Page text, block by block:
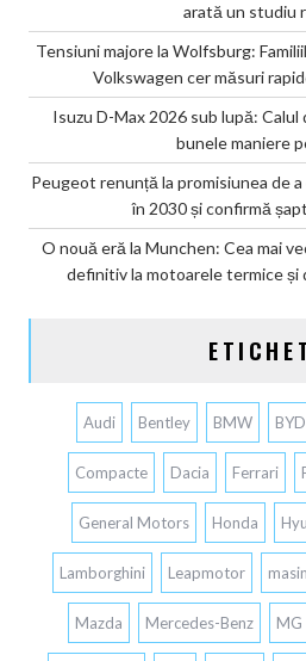
arată un studiu
Tensiuni majore la Wolfsburg:
Volkswagen cer măsuri
Isuzu D-Max 2026 sub lupă: Calul
bunele maniere
Peugeot renunță la promisiunea de
în 2030 și confirmă
O nouă eră la Munchen: Cea mai
definitiv la motoarele termice și
Audi Bentley BMW BYD
Compacte Dacia Ferrari
General Motors Honda
Lamborghini Leapmotor
Mazda Mercedes-Benz MG